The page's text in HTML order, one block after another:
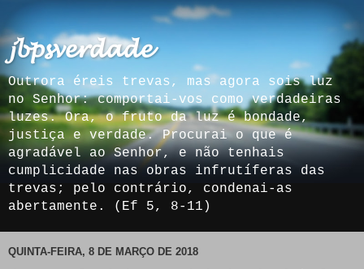
𝓳𝓫𝓹𝓼𝓿𝓮𝓻𝓭𝓪𝓭𝓮
Outrora éreis trevas, mas agora sois luz
no Senhor: comportai-vos como verdadeiras
luzes. Ora, o fruto da luz é bondade,
justiça e verdade. Procurai o que é
agradável ao Senhor, e não tenhais
cumplicidade nas obras infrutíferas das
trevas; pelo contrário, condenai-as
abertamente. (Ef 5, 8-11)
QUINTA-FEIRA, 8 DE MARÇO DE 2018